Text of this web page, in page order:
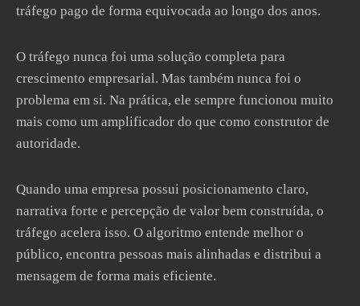
tráfego pago de forma equivocada ao longo dos anos.
O tráfego nunca foi uma solução completa para
crescimento empresarial. Mas também nunca foi o
problema em si. Na prática, ele sempre funcionou muito
mais como um amplificador do que como construtor de
autoridade.
Quando uma empresa possui posicionamento claro,
narrativa forte e percepção de valor bem construída, o
tráfego acelera isso. O algoritmo entende melhor o
público, encontra pessoas mais alinhadas e distribui a
mensagem de forma mais eficiente.